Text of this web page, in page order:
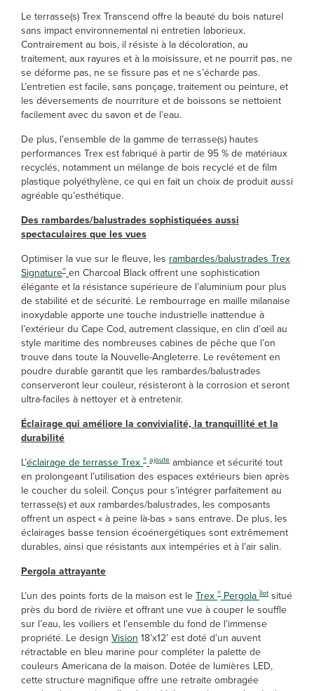
Le terrasse(s) Trex Transcend offre la beauté du bois naturel
sans impact environnemental ni entretien laborieux.
Contrairement au bois, il résiste à la décoloration, au
traitement, aux rayures et à la moisissure, et ne pourrit pas, ne
se déforme pas, ne se fissure pas et ne s’écharde pas.
L’entretien est facile, sans ponçage, traitement ou peinture, et
les déversements de nourriture et de boissons se nettoient
facilement avec du savon et de l’eau.
De plus, l’ensemble de la gamme de terrasse(s) hautes
performances Trex est fabriqué à partir de 95 % de matériaux
recyclés, notamment un mélange de bois recyclé et de film
plastique polyéthylène, ce qui en fait un choix de produit aussi
agréable qu’esthétique.
Des rambardes/balustrades sophistiquées aussi
spectaculaires que les vues
Optimiser la vue sur le fleuve, les rambardes/balustrades Trex
Signature® en Charcoal Black offrent une sophistication
élégante et la résistance supérieure de l’aluminium pour plus
de stabilité et de sécurité. Le rembourrage en maille milanaise
inoxydable apporte une touche industrielle inattendue à
l’extérieur du Cape Cod, autrement classique, en clin d’œil au
style maritime des nombreuses cabines de pêche que l’on
trouve dans toute la Nouvelle-Angleterre. Le revêtement en
poudre durable garantit que les rambardes/balustrades
conserveront leur couleur, résisteront à la corrosion et seront
ultra-faciles à nettoyer et à entretenir.
Éclairage qui améliore la convivialité, la tranquillité et la
durabilité
L’éclairage de terrasse Trex ® ajoute ambiance et sécurité tout
en prolongeant l’utilisation des espaces extérieurs bien après
le coucher du soleil. Conçus pour s’intégrer parfaitement au
terrasse(s) et aux rambardes/balustrades, les composants
offrent un aspect « à peine là-bas » sans entrave. De plus, les
éclairages basse tension écoénergétiques sont extrêmement
durables, ainsi que résistants aux intempéries et à l’air salin.
Pergola attrayante
L’un des points forts de la maison est leTrex ® Pergola îlot situé
près du bord de rivière et offrant une vue à couper le souffle
sur l’eau, les voiliers et l’ensemble du fond de l’immense
propriété. Le design Vision 18’x12’ est doté d’un auvent
rétractable en bleu marine pour compléter la palette de
couleurs Americana de la maison. Dotée de lumières LED,
cette structure magnifique offre une retraite ombragée